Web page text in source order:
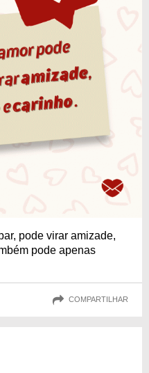
pode virar amizade,
pode apenas
COMPARTILHAR